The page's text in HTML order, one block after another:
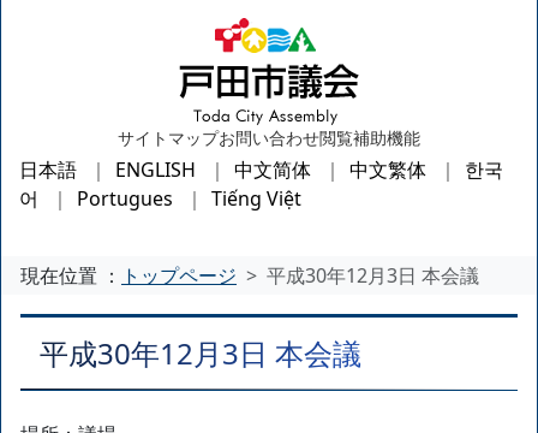
サイトマップお問い合わせ閲覧補助機能
日本語 ENGLISH 中文简体 中文繁体
한국
어
Portugues Tiếng Việt
現在位置 ： トップページ 平成30年12月3日 本会議
平成30年12月3日 本会議